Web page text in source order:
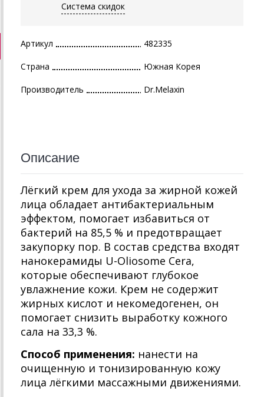
Система скидок
Артикул 482335
Страна Южная Корея
Производитель Dr.Melaxin
Описание
Лёгкий крем для ухода за жирной кожей
лица обладает антибактериальным
эффектом, помогает избавиться от
бактерий на 85,5 % и предотвращает
закупорку пор. В состав средства входят
нанокерамиды U-Oliosome Cera,
которые обеспечивают глубокое
увлажнение кожи. Крем не содержит
жирных кислот и некомедогенен, он
помогает снизить выработку кожного
сала на 33,3 %.
Способ применения: нанести на
очищенную и тонизированную кожу
лица лёгкими массажными движениями.